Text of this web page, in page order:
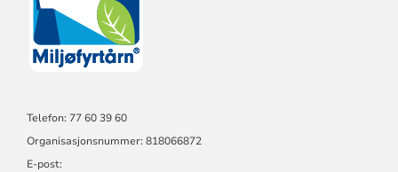
Telefon: 77 60 39 60
Organisasjonsnummer: 818066872
E-post: